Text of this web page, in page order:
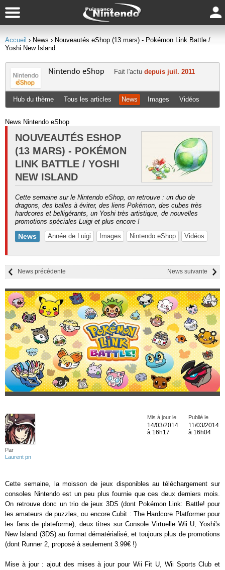
Accueil › News › Nouveautés eShop (13 mars) - Pokémon Link Battle /
Yoshi New Island
Nintendo eShop Fait l'actu depuis juil. 2011
Hub du thème Tous les articles News Images Vidéos
News Nintendo eShop
NOUVEAUTÉS ESHOP
(13 MARS) - POKÉMON
LINK BATTLE / YOSHI
NEW ISLAND
Cette semaine sur le Nintendo eShop, on retrouve : un duo de
dragons, des balles à éviter, des liens Pokémon, des cubes très
hardcores et belligérants, un Yoshi très artistique, de nouvelles
promotions spéciales Luigi et plus encore !
News Année de Luigi Images Nintendo eShop Vidéos
News suivante
News précédente
Par
Laurent pn
Publié le
11/03/2014
à 16h04
Mis à jour le
14/03/2014
à 16h17
Cette semaine, la moisson de jeux disponibles au téléchargement sur
consoles Nintendo est un peu plus fournie que ces deux derniers mois.
On retrouve donc un trio de jeux 3DS (dont Pokémon Link: Battle! pour
les amateurs de puzzles, ou encore Cubit : The Hardcore Platformer pour
les fans de plateforme), deux titres sur Console Virtuelle Wii U, Yoshi's
New Island (3DS) au format dématérialisé, et toujours plus de promotions
(dont Runner 2, proposé à seulement 3.99€ !)
Mise à jour : ajout des mises à jour pour Wii Fit U, Wii Sports Club et